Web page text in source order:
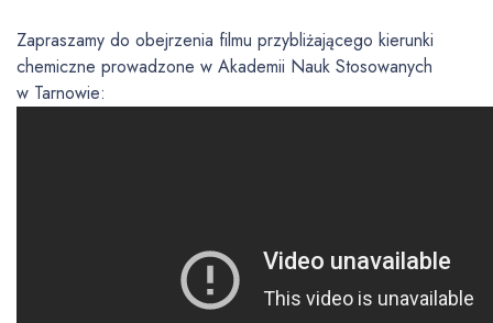
Zapraszamy do obejrzenia filmu przybliżającego kierunki
chemiczne prowadzone w Akademii Nauk Stosowanych
w Tarnowie: